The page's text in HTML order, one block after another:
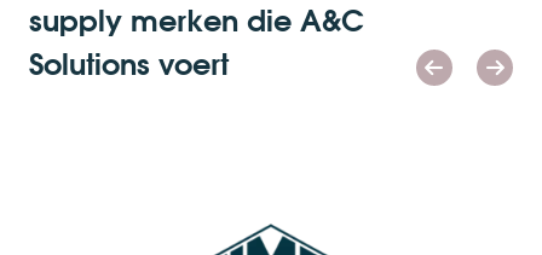
supply merken die A&C
Solutions voert